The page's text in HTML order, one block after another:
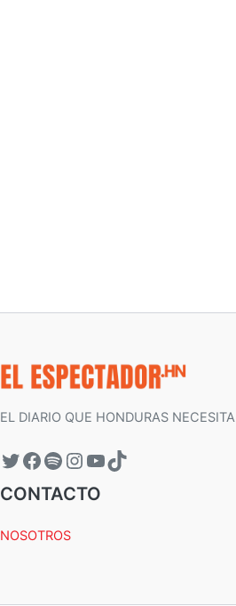
EL DIARIO QUE HONDURAS NECESITA
CONTACTO
NOSOTROS